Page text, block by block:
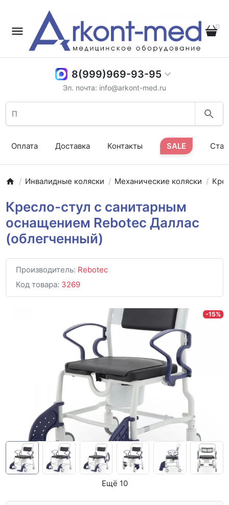
0
8(999)969-93-95
Эл. почта: info@arkont-med.ru
Оплата Доставка Контакты SALE
Инвалидные коляски Механические коляски
Кресло-стул с санитарным
оснащением Rebotec Даллас
(облегченный)
Производитель: Rebotec
Код товара: 3269
Ещё 10
-15%